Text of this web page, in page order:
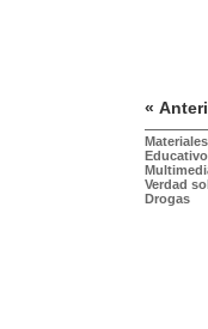
«
Materiales
Verdad
Drogas